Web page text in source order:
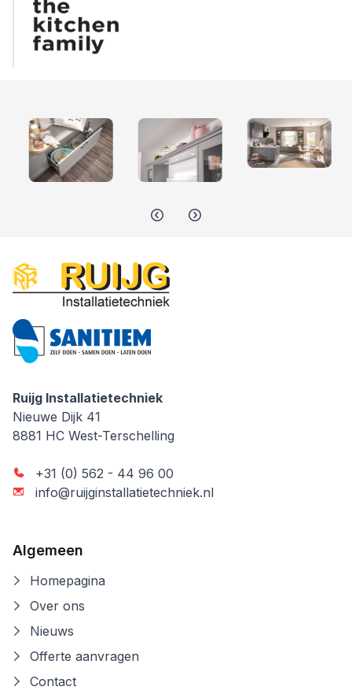
Ruijg Installatietechniek
Ruijg Installatietechniek
Nieuwe Dijk 41
8881 HC West-Terschelling
+31 (0) 562 - 44 96 00
info@ruijginstallatietechniek.nl
Algemeen
Homepagina
Over ons
Nieuws
Offerte aanvragen
Contact